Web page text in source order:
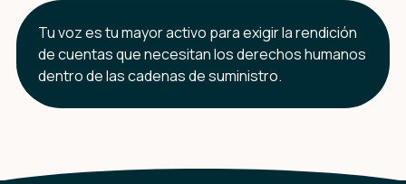
Tu voz es tu mayor activo para exigir la rendición
de cuentas que necesitan los derechos humanos
dentro de las cadenas de suministro.